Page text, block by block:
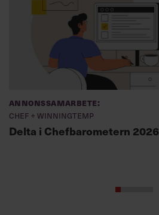
Annonssamarbete:
Chef + Winningtemp
Delta i Chefbarometern 2026